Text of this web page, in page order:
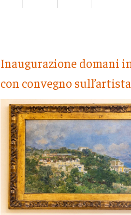
Inaugurazione domani
con convegno sull’artista